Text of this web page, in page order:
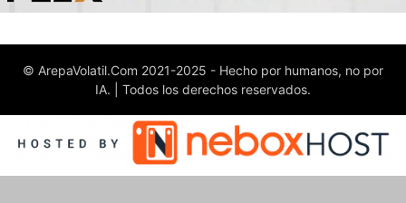
© ArepaVolatil.Com 2021-2025 - Hecho por humanos, no por
IA. | Todos los derechos reservados.